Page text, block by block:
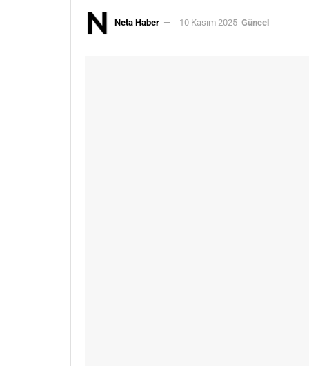
Neta Haber 10 Kasım 2025 Güncel